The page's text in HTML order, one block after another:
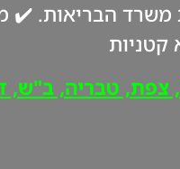
טבריה, ב"ש,